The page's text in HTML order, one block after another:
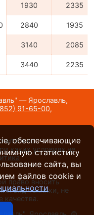
1930 2335
2840 1935
3140 2085
3440 2235
— Ярославль,
91-65-00,
каких условиях не
право вносить
вид техники, не
обеспечивающие
статистику
сайта, вы
файлов cookie и